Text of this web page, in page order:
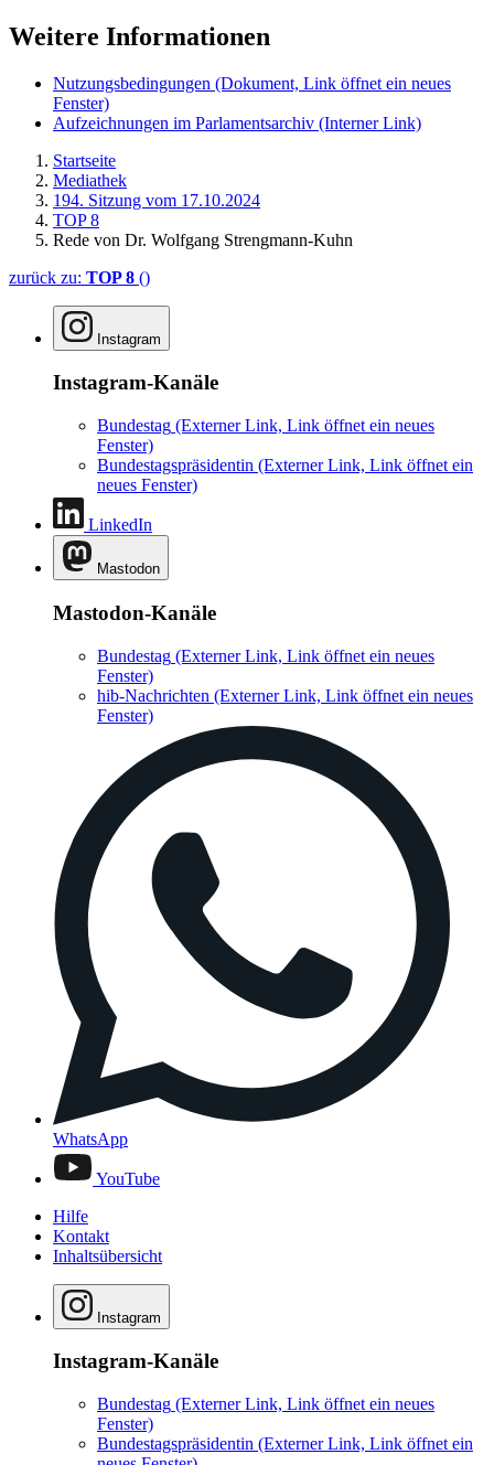
Weitere Informationen
Nutzungsbedingungen (Dokument, Link öffnet ein neues
Fenster)
Aufzeichnungen im Parlamentsarchiv (Interner Link)
Startseite
Mediathek
194. Sitzung vom 17.10.2024
TOP 8
Rede von Dr. Wolfgang Strengmann-Kuhn
zurück zu: TOP 8 ()
Instagram
Instagram-Kanäle
Bundestag (Externer Link, Link öffnet ein neues
Fenster)
Bundestagspräsidentin (Externer Link, Link öffnet ein
neues Fenster)
LinkedIn
Mastodon
Mastodon-Kanäle
Bundestag (Externer Link, Link öffnet ein neues
Fenster)
hib-Nachrichten (Externer Link, Link öffnet ein neues
Fenster)
WhatsApp
YouTube
Hilfe
Kontakt
Inhaltsübersicht
Instagram
Instagram-Kanäle
Bundestag (Externer Link, Link öffnet ein neues
Fenster)
Bundestagspräsidentin (Externer Link, Link öffnet ein